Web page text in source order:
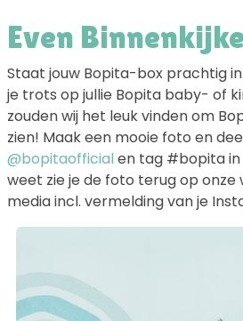
Even
Staat jouw Bopita-box prachtig
je trots op jullie Bopita baby- of
zouden wij het leuk vinden om
zien! Maak een mooie foto en
@bopitaofficial en tag #bopita
weet zie je de foto terug op onze
media incl. vermelding van je